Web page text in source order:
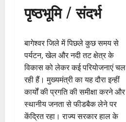
पृष्ठभूमि / संदर्भ
बागेश्वर जिले में पिछले कुछ समय से
पर्यटन, खेल और नदी तट क्षेत्र के
विकास को लेकर कई परियोजनाएं चल
रही हैं। मुख्यमंत्री का यह दौरा इन्हीं
कार्यों की प्रगति की समीक्षा करने और
स्थानीय जनता से फीडबैक लेने पर
केंद्रित रहा। राज्य सरकार हाल के